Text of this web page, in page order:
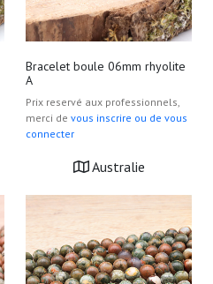
Bracelet boule 06mm rhyolite
A
Prix reservé aux professionnels,
merci de vous inscrire ou de vous
connecter
Australie